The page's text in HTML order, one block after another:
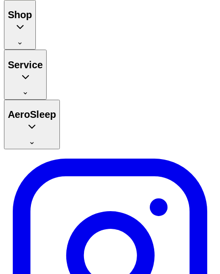
Shop
Service
AeroSleep